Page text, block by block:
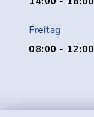
Freitag
08:00 -